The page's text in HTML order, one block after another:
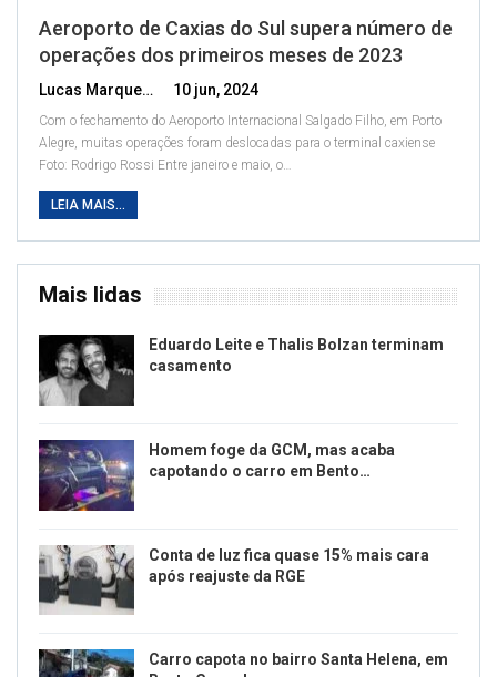
Aeroporto de Caxias do Sul supera número de
operações dos primeiros meses de 2023
Lucas Marques 10 jun, 2024
Com o fechamento do Aeroporto Internacional Salgado Filho, em Porto
Alegre, muitas operações foram deslocadas para o terminal caxiense
Foto: Rodrigo Rossi Entre janeiro e maio, o…
LEIA MAIS...
Mais lidas
Eduardo Leite e Thalis Bolzan terminam
casamento
Homem foge da GCM, mas acaba
capotando o carro em Bento…
Conta de luz fica quase 15% mais cara
após reajuste da RGE
Carro capota no bairro Santa Helena, em